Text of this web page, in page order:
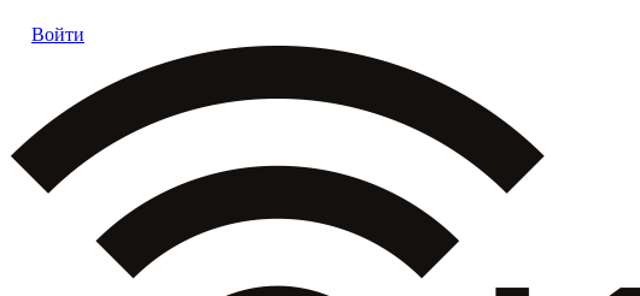
Войти